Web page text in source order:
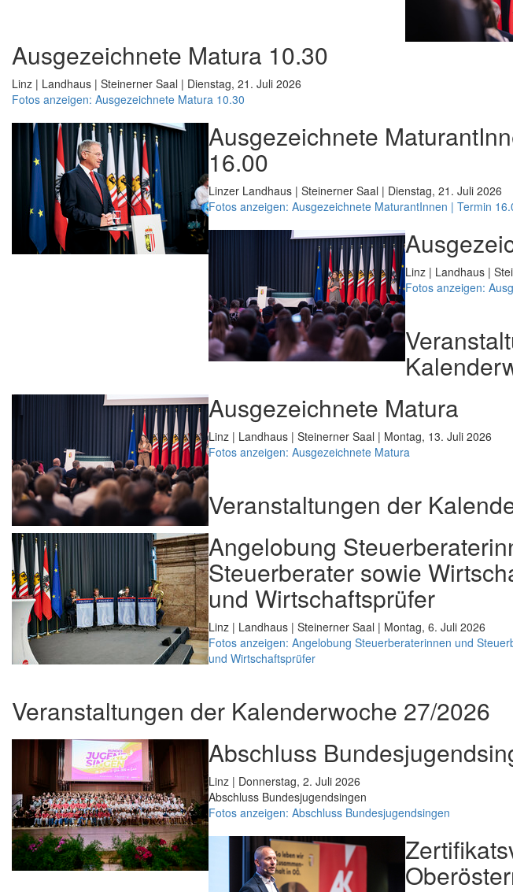
Ausgezeichnete Matura 10.30
Linz | Landhaus | Steinerner Saal | Dienstag, 21. Juli 2026
Fotos anzeigen: Ausgezeichnete Matura 10.30
Ausgezeichnete
16.00
Linzer Landhaus | Steinerner Saal | Dienstag, 21. Juli 2026
Fotos anzeigen: Ausgezeichnete MaturantInnen | Termin
Linz | Landhaus |
Fotos anzeigen:
Ausgezeichnete Matura
Linz | Landhaus | Steinerner Saal | Montag, 13. Juli 2026
Fotos anzeigen: Ausgezeichnete Matura
Veranstaltungen der
Angelobung
Steuerberater sowie
und Wirtschaftsprüfer
Linz | Landhaus | Steinerner Saal | Montag, 6. Juli 2026
Fotos anzeigen: Angelobung Steuerberaterinnen und
und Wirtschaftsprüfer
Veranstaltungen der Kalenderwoche 27/2026
Abschluss
Linz | Donnerstag, 2. Juli 2026
Abschluss Bundesjugendsingen
Fotos anzeigen: Abschluss Bundesjugendsingen